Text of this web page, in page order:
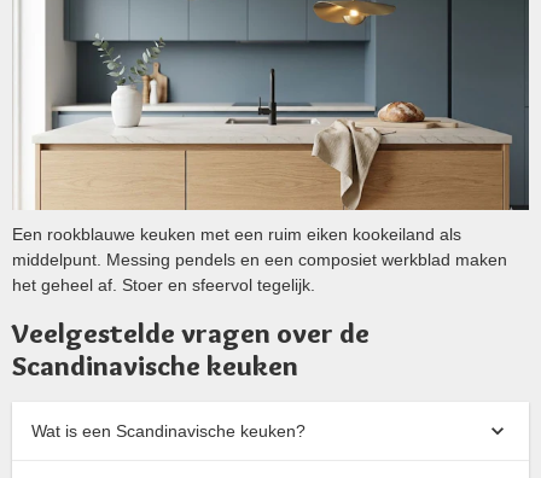
Een rookblauwe keuken met een ruim eiken kookeiland als
middelpunt. Messing pendels en een composiet werkblad maken
het geheel af. Stoer en sfeervol tegelijk.
Veelgestelde vragen over de
Scandinavische keuken
Wat is een Scandinavische keuken?